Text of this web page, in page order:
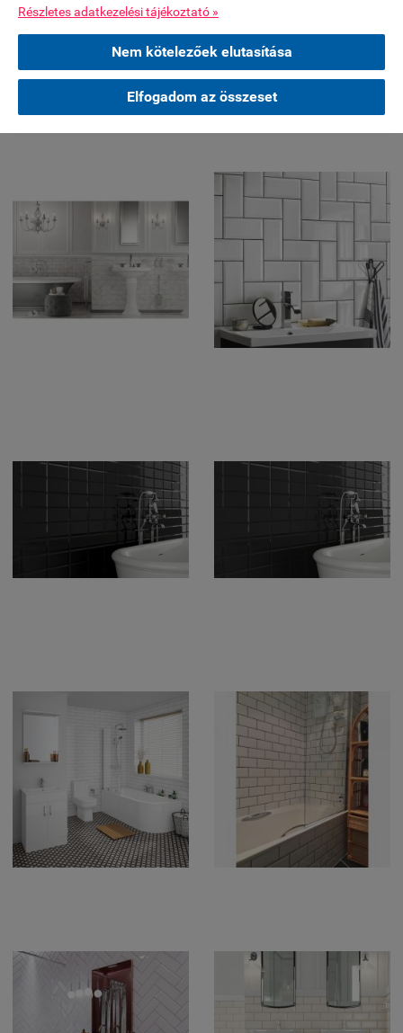
Részletes adatkezelési tájékoztató »
Nem kötelezőek elutasítása
Elfogadom az összeset